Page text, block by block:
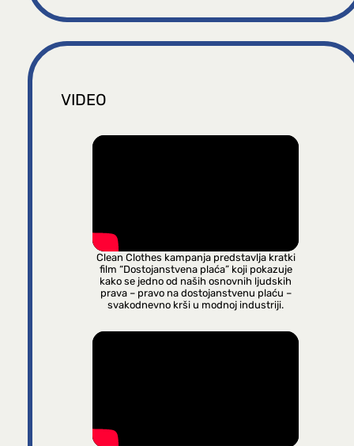
VIDEO
Clean Clothes kampanja predstavlja kratki
film “Dostojanstvena plaća” koji pokazuje
kako se jedno od naših osnovnih ljudskih
prava – pravo na dostojanstvenu plaću –
svakodnevno krši u modnoj industriji.